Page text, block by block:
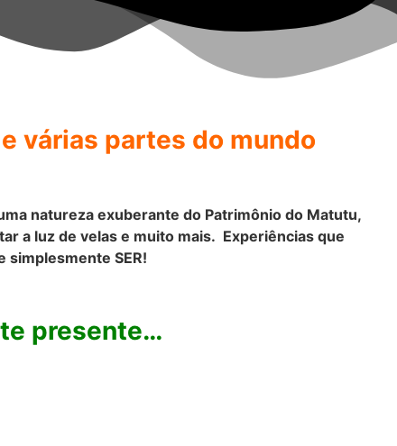
várias partes do mundo
natureza exuberante do Patrimônio do Matutu,
a luz de velas e muito mais. Experiências que
simplesmente SER!
presente…